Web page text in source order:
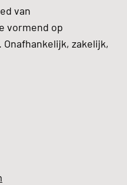
van
vormend op
zakelijk,